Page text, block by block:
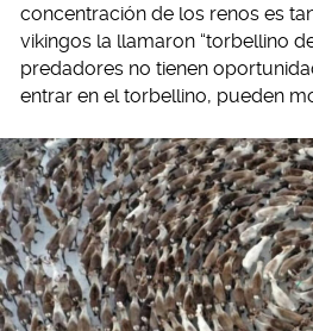
concentración de los renos es
vikingos la llamaron “torbellino
predadores no tienen
entrar en el torbellino, pueden